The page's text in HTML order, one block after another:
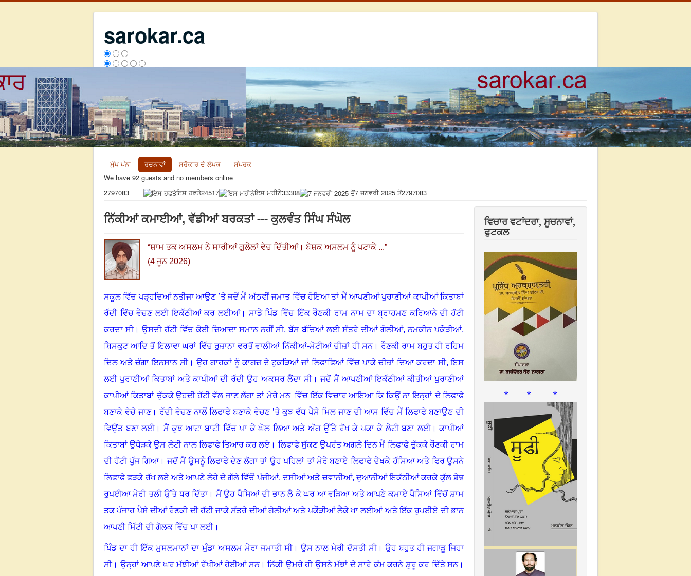
sarokar.ca
ਮੁੱਖ ਪੰਨਾ ਰਚਨਾਵਾਂ ਸਰੋਕਾਰ ਦੇ ਲੇਖਕ
ਸੰਪਰਕ
We have 92 guests and no members online
2797083
ਇਸ ਹਫਤੇ24517 ਇਸ ਮਹੀਨੇ33308 7 ਜਨਵਰੀ 2025 ਤੋਂ2797083
ਨਿੱਕੀਆਂ ਕਮਾਈਆਂ, ਵੱਡੀਆਂ ਬਰਕਤਾਂ --- ਕੁਲਵੰਤ ਸਿੰਘ ਸੰਘੋਲ
“ਸ਼ਾਮ ਤਕ ਅਸਲਮ ਨੇ ਸਾਰੀਆਂ ਗੁਲੇਲਾਂ ਵੇਚ ਦਿੱਤੀਆਂ। ਬੇਸ਼ਕ ਅਸਲਮ ਨੂੰ ਪਟਾਕੇ ...”
(4 ਜੂਨ 2026)
ਸਕੂਲ ਵਿੱਚ ਪੜ੍ਹਦਿਆਂ ਨਤੀਜਾ ਆਉਣ ’ਤੇ ਜਦੋਂ ਮੈਂ ਅੱਠਵੀਂ ਜਮਾਤ ਵਿੱਚ ਹੋਇਆ ਤਾਂ ਮੈਂ ਆਪਣੀਆਂ ਪੁਰਾਣੀਆਂ ਕਾਪੀਆਂ ਕਿਤਾਬਾਂ
ਰੱਦੀ ਵਿੱਚ ਵੇਚਣ ਲਈ ਇਕੱਠੀਆਂ ਕਰ ਲਈਆਂ। ਸਾਡੇ ਪਿੰਡ ਵਿੱਚ ਇੱਕ ਰੌਣਕੀ ਰਾਮ ਨਾਮ ਦਾ ਬ੍ਰਾਹਮਣ ਕਰਿਆਨੇ ਦੀ ਹੱਟੀ
ਕਰਦਾ ਸੀ। ਉਸਦੀ ਹੱਟੀ ਵਿੱਚ ਕੋਈ ਜ਼ਿਆਦਾ ਸਮਾਨ ਨਹੀਂ ਸੀ, ਬੱਸ ਬੱਚਿਆਂ ਲਈ ਸੰਤਰੇ ਦੀਆਂ ਗੋਲੀਆਂ, ਨਮਕੀਨ ਪਕੌੜੀਆਂ,
ਬਿਸਕੁਟ ਆਦਿ ਤੋਂ ਇਲਾਵਾ ਘਰਾਂ ਵਿੱਚ ਰੁਜ਼ਾਨਾ ਵਰਤੋਂ ਵਾਲੀਆਂ ਨਿੱਕੀਆਂ-ਮੋਟੀਆਂ ਚੀਜ਼ਾਂ ਹੀ ਸਨ। ਰੌਣਕੀ ਰਾਮ ਬਹੁਤ ਹੀ ਰਹਿਮ
ਦਿਲ ਅਤੇ ਚੰਗਾ ਇਨਸਾਨ ਸੀ। ਉਹ ਗਾਹਕਾਂ ਨੂੰ ਕਾਗਜ਼ ਦੇ ਟੁਕੜਿਆਂ ਜਾਂ ਲਿਫਾਫਿਆਂ ਵਿੱਚ ਪਾਕੇ ਚੀਜ਼ਾਂ ਦਿਆ ਕਰਦਾ ਸੀ, ਇਸ
ਲਈ ਪੁਰਾਣੀਆਂ ਕਿਤਾਬਾਂ ਅਤੇ ਕਾਪੀਆਂ ਦੀ ਰੱਦੀ ਉਹ ਅਕਸਰ ਲੈਂਦਾ ਸੀ। ਜਦੋਂ ਮੈਂ ਆਪਣੀਆਂ ਇਕੱਠੀਆਂ ਕੀਤੀਆਂ ਪੁਰਾਣੀਆਂ
ਕਾਪੀਆਂ ਕਿਤਾਬਾਂ ਚੁੱਕਕੇ ਉਹਦੀ ਹੱਟੀ ਵੱਲ ਜਾਣ ਲੱਗਾ ਤਾਂ ਮੇਰੇ ਮਨ ਵਿੱਚ ਇੱਕ ਵਿਚਾਰ ਆਇਆ ਕਿ ਕਿਉਂ ਨਾ ਇਨ੍ਹਾਂ ਦੇ ਲਿਫਾਫੇ
ਬਣਾਕੇ ਵੇਚੇ ਜਾਣ। ਰੱਦੀ ਵੇਚਣ ਨਾਲੋਂ ਲਿਫਾਫੇ ਬਣਾਕੇ ਵੇਚਣ ’ਤੇ ਕੁਝ ਵੱਧ ਪੈਸੇ ਮਿਲ ਜਾਣ ਦੀ ਆਸ ਵਿੱਚ ਮੈਂ ਲਿਫਾਫੇ ਬਣਾਉਣ ਦੀ
ਵਿਉਂਤ ਬਣਾ ਲਈ। ਮੈਂ ਕੁਝ ਆਟਾ ਬਾਟੀ ਵਿੱਚ ਪਾ ਕੇ ਘੋਲ ਲਿਆ ਅਤੇ ਅੱਗ ਉੱਤੇ ਰੱਖ ਕੇ ਪਕਾ ਕੇ ਲੇਟੀ ਬਣਾ ਲਈ।ਕਾਪੀਆਂ
ਕਿਤਾਬਾਂ ਉਧੇੜਕੇ ਉਸ ਲੇਟੀ ਨਾਲ ਲਿਫਾਫੇ ਤਿਆਰ ਕਰ ਲਏ । ਲਿਫਾਫੇ ਸੁੱਕਣ ਉਪਰੰਤ ਅਗਲੇ ਦਿਨ ਮੈਂ ਲਿਫਾਫੇ ਚੁੱਕਕੇ ਰੌਣਕੀ ਰਾਮ
ਦੀ ਹੱਟੀ ਪੁੱਜ ਗਿਆ। ਜਦੋਂ ਮੈਂ ਉਸਨੂੰ ਲਿਫਾਫੇ ਦੇਣ ਲੱਗਾ ਤਾਂ ਉਹ ਪਹਿਲਾਂ ਤਾਂ ਮੇਰੇ ਬਣਾਏ ਲਿਫਾਫੇ ਦੇਖਕੇ ਹੱਸਿਆ ਅਤੇ ਫਿਰ ਉਸਨੇ
ਲਿਫਾਫੇ ਫੜਕੇ ਰੱਖ ਲਏ ਅਤੇ ਆਪਣੇ ਲੋਹੇ ਦੇ ਗੱਲੇ ਵਿੱਚੋਂ ਪੰਜੀਆਂ, ਦਸੀਆਂ ਅਤੇ ਚਵਾਨੀਆਂ, ਦੁਆਨੀਆਂ ਇਕੱਠੀਆਂ ਕਰਕੇ ਕੁੱਲ ਡੇਢ
ਰੁਪਈਆ ਮੇਰੀ ਤਲੀ ਉੱਤੇ ਧਰ ਦਿੱਤਾ । ਮੈਂ ਉਹ ਪੈਸਿਆਂ ਦੀ ਭਾਨ ਲੈ ਕੇ ਘਰ ਆ ਵੜਿਆ ਅਤੇ ਆਪਣੇ ਕਮਾਏ ਪੈਸਿਆਂ ਵਿੱਚੋਂ ਸ਼ਾਮ
ਤਕ ਪੰਜਾਹ ਪੈਸੇ ਦੀਆਂ ਰੌਣਕੀ ਦੀ ਹੱਟੀ ਜਾਕੇ ਸੰਤਰੇ ਦੀਆਂ ਗੋਲੀਆਂ ਅਤੇ ਪਕੌੜੀਆਂ ਲੈਕੇ ਖਾ ਲਈਆਂ ਅਤੇ ਇੱਕ ਰੁਪਈਏ ਦੀ ਭਾਨ
ਆਪਣੀ ਮਿੱਟੀ ਦੀ ਗੋਲਕ ਵਿੱਚ ਪਾ ਲਈ।
ਪਿੰਡ ਦਾ ਹੀ ਇੱਕ ਮੁਸਲਮਾਨਾਂ ਦਾ ਮੁੰਡਾ ਅਸਲਮ ਮੇਰਾ ਜਮਾਤੀ ਸੀ। ਉਸ ਨਾਲ ਮੇਰੀ ਦੋਸਤੀ ਸੀ। ਉਹ ਬਹੁਤ ਹੀ ਜਗਾੜੂ ਜਿਹਾ
ਸੀ। ਉਨ੍ਹਾਂ ਆਪਣੇ ਘਰ ਮੱਝੀਆਂ ਰੱਖੀਆਂ ਹੋਈਆਂ ਸਨ। ਨਿੱਕੀ ਉਮਰੇ ਹੀ ਉਸਨੇ ਮੱਝਾਂ ਦੇ ਸਾਰੇ ਕੰਮ ਕਰਨੇ ਸ਼ੁਰੂ ਕਰ ਦਿੱਤੇ ਸਨ।
ਵਿਚਾਰ ਵਟਾਂਦਰਾ, ਸੂਚਨਾਵਾਂ,
ਫੁਟਕਲ
* * *